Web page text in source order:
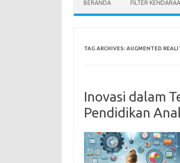
BERANDA FILTER
TAG ARCHIVES: AUGMENTED
Inovasi dalam
Pendidikan